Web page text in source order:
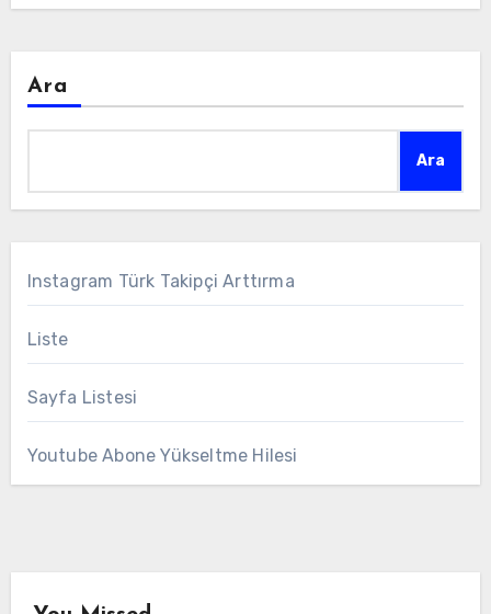
Ara
Ara
Instagram Türk Takipçi Arttırma
Liste
Sayfa Listesi
Youtube Abone Yükseltme Hilesi